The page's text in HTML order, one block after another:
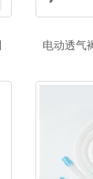
电动透气